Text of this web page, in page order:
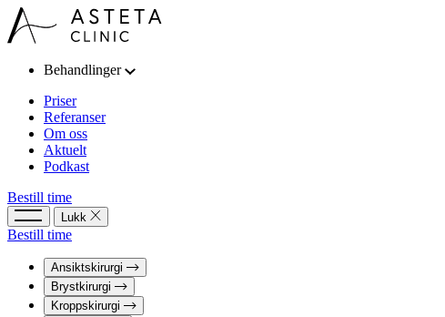
Behandlinger
Priser
Referanser
Om oss
Aktuelt
Podkast
Bestill time
Lukk
Bestill time
Ansiktskirurgi
Brystkirurgi
Kroppskirurgi